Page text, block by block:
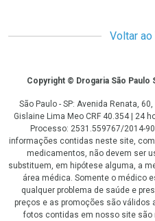
Voltar ao
CopyrightCopyright © Drogaria São Paulo
São Paulo - SP: Avenida Renata,
Gislaine Lima Meo CRF 40.354 | 24
Processo: 2531.559767/2014-
informações contidas neste site,
medicamentos, não devem ser
substituem, em hipótese alguma, a
área médica. Somente o médico
qualquer problema de saúde e
preços e as promoções são válidos
fotos contidas em nosso site são